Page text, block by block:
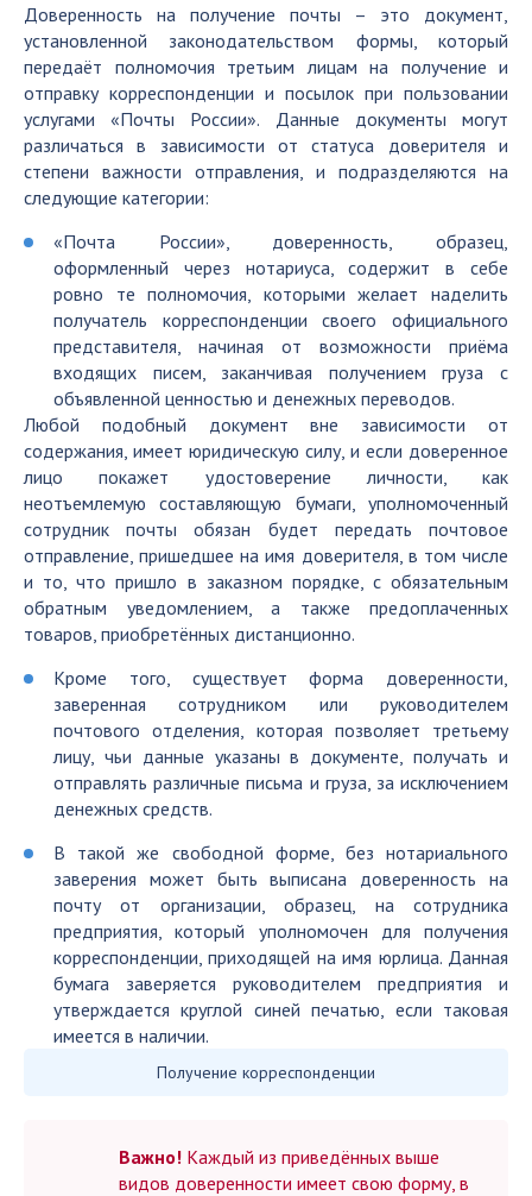
Доверенность на получение почты – это документ,
установленной законодательством формы, который
передаёт полномочия третьим лицам на получение и
отправку корреспонденции и посылок при пользовании
услугами «Почты России». Данные документы могут
различаться в зависимости от статуса доверителя и
степени важности отправления, и подразделяются на
следующие категории:
«Почта России», доверенность, образец,
оформленный через нотариуса, содержит в себе
ровно те полномочия, которыми желает наделить
получатель корреспонденции своего официального
представителя, начиная от возможности приёма
входящих писем, заканчивая получением груза с
объявленной ценностью и денежных переводов.
Любой подобный документ вне зависимости от
содержания, имеет юридическую силу, и если доверенное
лицо покажет удостоверение личности, как
неотъемлемую составляющую бумаги, уполномоченный
сотрудник почты обязан будет передать почтовое
отправление, пришедшее на имя доверителя, в том числе
и то, что пришло в заказном порядке, с обязательным
обратным уведомлением, а также предоплаченных
товаров, приобретённых дистанционно.
Кроме того, существует форма доверенности,
заверенная сотрудником или руководителем
почтового отделения, которая позволяет третьему
лицу, чьи данные указаны в документе, получать и
отправлять различные письма и груза, за исключением
денежных средств.
В такой же свободной форме, без нотариального
заверения может быть выписана доверенность на
почту от организации, образец, на сотрудника
предприятия, который уполномочен для получения
корреспонденции, приходящей на имя юрлица. Данная
бумага заверяется руководителем предприятия и
утверждается круглой синей печатью, если таковая
имеется в наличии.
Получение корреспонденции
Важно! Каждый из приведённых выше
видов доверенности имеет свою форму, в